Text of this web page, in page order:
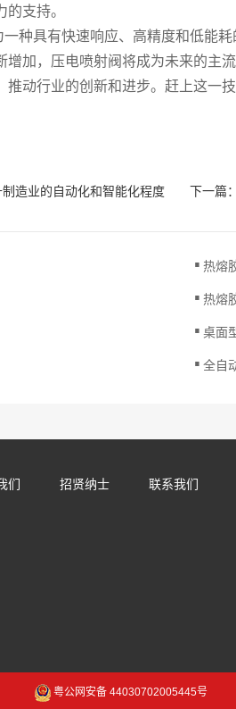
支持。
具有快速响应、高精度和低能耗
加，压电喷射阀将成为未来的主
推动行业的创新和进步。赶上这一
造业的自动化和智能化程度 下一篇：
热熔
.
热熔
.
桌面
.
全自
.
们 招贤纳士 联系我们
粤公网安备 44030702005445号